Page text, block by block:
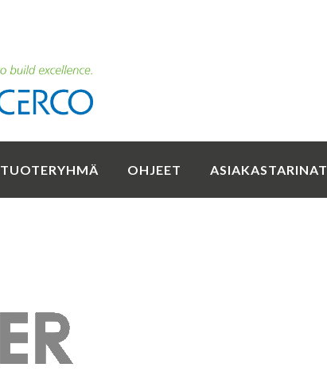
TUOTERYHMÄ OHJEET ASIAKASTARINAT